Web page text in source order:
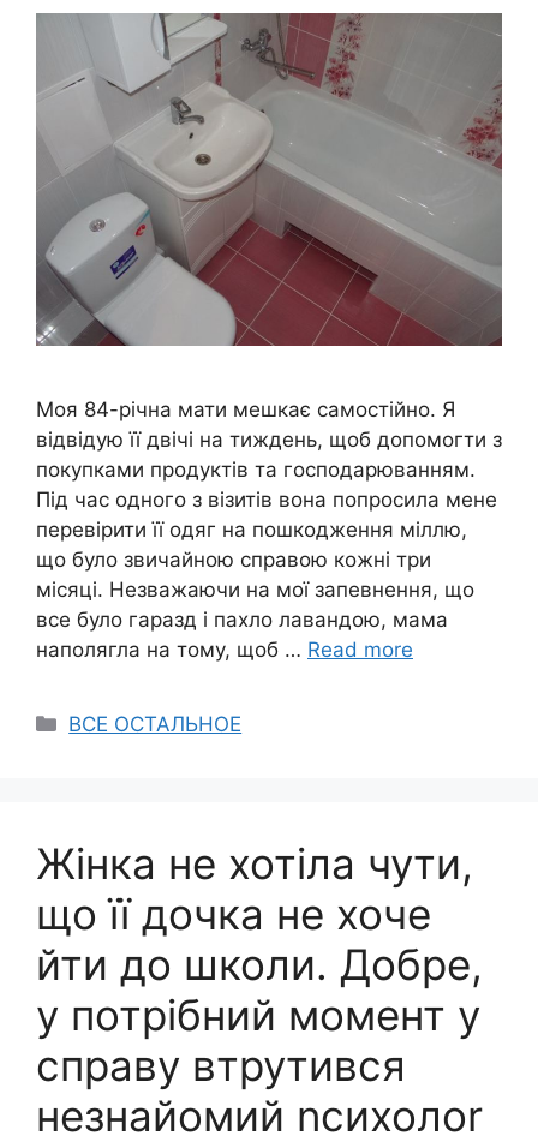
Моя 84-річна мати мешкає самостійно. Я
відвідую її двічі на тиждень, щоб допомогти з
покупками продуктів та господарюванням.
Під час одного з візитів вона попросила мене
перевірити її одяг на пошкодження міллю,
що було звичайною справою кожні три
місяці. Незважаючи на мої запевнення, що
все було гаразд і пахло лавандою, мама
наполягла на тому, щоб … Read more
Categories
ВСЕ ОСТАЛЬНОЕ
Жінка не хотіла чути,
що її дочка не хоче
йти до школи. Добре,
у потрібний момент у
справу втрутився
незнайомий nсихолоr